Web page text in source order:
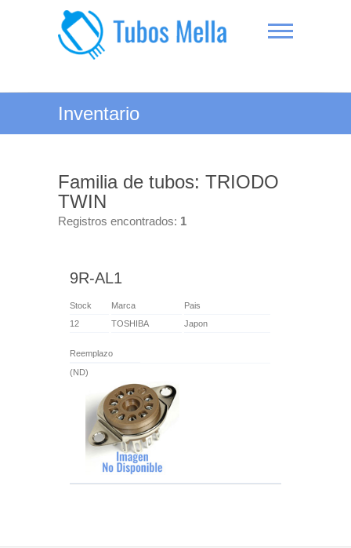
Tubos Mella
Inventario
Familia de tubos: TRIODO
TWIN
Registros encontrados: 1
9R-AL1
Stock Marca
Pais
12
TOSHIBA Japon
Reemplazo
(ND)